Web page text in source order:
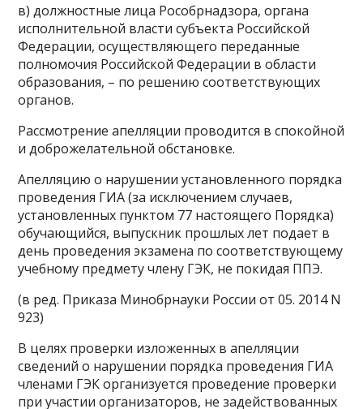
в) должностные лица Рособрнадзора, органа
исполнительной власти субъекта Российской
Федерации, осуществляющего переданные
полномочия Российской Федерации в области
образования, – по решению соответствующих
органов.
Рассмотрение апелляции проводится в спокойной
и доброжелательной обстановке.
Апелляцию о нарушении установленного порядка
проведения ГИА (за исключением случаев,
установленных пунктом 77 настоящего Порядка)
обучающийся, выпускник прошлых лет подает в
день проведения экзамена по соответствующему
учебному предмету члену ГЭК, не покидая ППЭ.
(в ред. Приказа Минобрнауки России от 05. 2014 N
923)
В целях проверки изложенных в апелляции
сведений о нарушении порядка проведения ГИА
членами ГЭК организуется проведение проверки
при участии организаторов, не задействованных